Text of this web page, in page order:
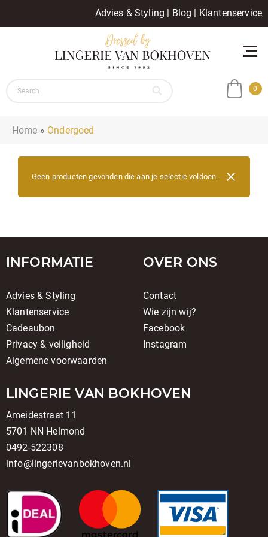
Advies & Styling | Blog | Klantenservice
0
Home » Ondergoed
Geen producten gevonden die aan je selectie voldoen.
INFORMATIE
Advies & Styling
Klantenservice
Cadeaubon
Privacy & veiligheid
Algemene voorwaarden
OVER ONS
Contact
Wie zijn wij?
Facebook
Instagram
LINGERIE VAN BOKHOVEN
Ameidestraat 11
5701 NN Helmond
0492-522308
info@lingerievanbokhoven.nl